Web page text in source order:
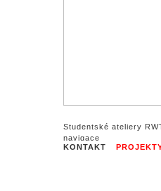
Studentské ateliery
KONTAKT